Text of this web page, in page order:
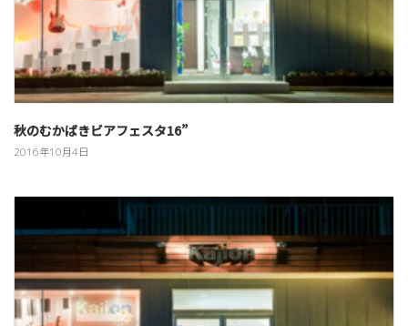
秋のむかばきビアフェスタ16”
2016年10月4日